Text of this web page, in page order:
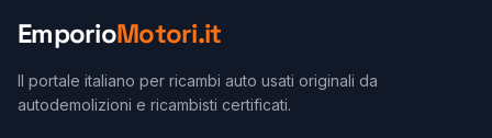
EmporioMotori.it
Il portale italiano per ricambi auto usati originali da
autodemolizioni e ricambisti certificati.